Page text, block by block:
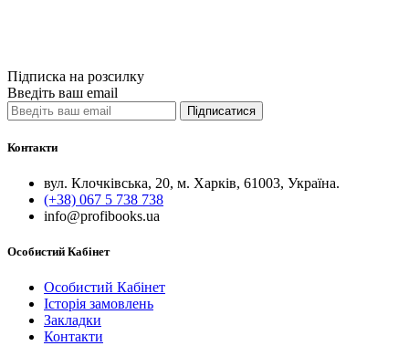
Підписка на розсилку
Введіть ваш email
Підписатися
Контакти
вул. Клочківська, 20, м. Харків, 61003, Україна.
(+38) 067 5 738 738
info@profibooks.ua
Особистий Кабінет
Особистий Кабінет
Історія замовлень
Закладки
Контакти